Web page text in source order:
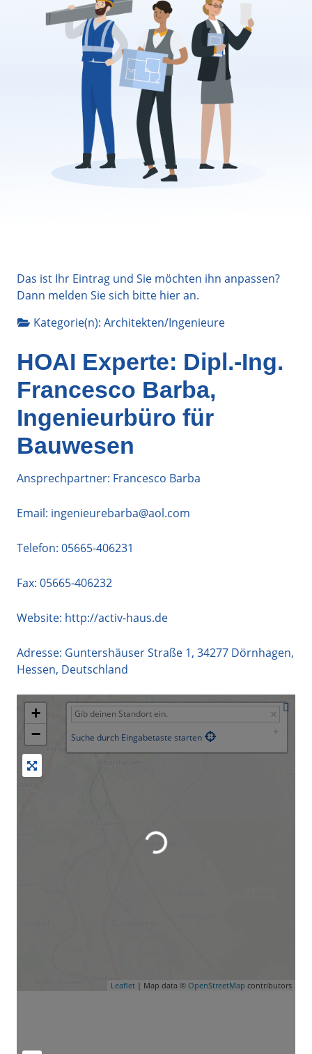
Das ist Ihr Eintrag und Sie möchten ihn anpassen?
Dann melden Sie sich bitte hieran.
Kategorie(n): Architekten/Ingenieure
HOAI Experte: Dipl.-Ing.
Francesco Barba,
Ingenieurbüro für
Bauwesen
Ansprechpartner: Francesco Barba
Email: ingenieurebarba@aol.com
Telefon: 05665-406231
Fax: 05665-406232
Website: http://activ-haus.de
Adresse: Guntershäuser Straße 1, 34277 Dörnhagen,
Hessen, Deutschland
+
−
Suche durch Eingabetaste starten
Leaflet | Map data © OpenStreetMap contributors